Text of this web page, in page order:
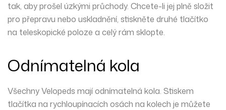
tak, aby prošel úzkými průchody. Chcete-li jej plně složit
pro přepravu nebo uskladnění, stiskněte druhé tlačítko
na teleskopické poloze a celý rám sklopte.
Odnímatelná kola
Všechny Velopeds mají odnímatelná kola. Stiskem
tlačítka na rychloupínacích osách na kolech je můžete